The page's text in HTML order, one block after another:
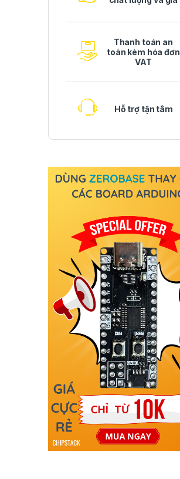
Thanh toán an
toàn kèm hóa đơn
VAT
Hỗ trợ tận tâm